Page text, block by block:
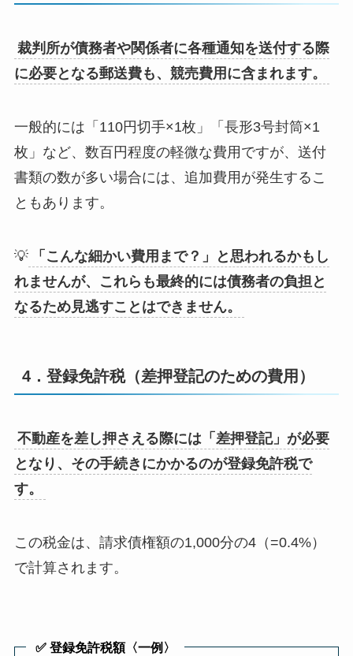
裁判所が債務者や関係者に各種通知を送付する際
に必要となる郵送費も、競売費用に含まれます。
一般的には「110円切手×1枚」「長形3号封筒×1
枚」など、数百円程度の軽微な費用ですが、送付
書類の数が多い場合には、追加費用が発生するこ
ともあります。
💡
「こんな細かい費用まで？」と思われるかもし
れませんが、これらも最終的には債務者の負担と
なるため見逃すことはできません。
4．登録免許税（差押登記のための費用）
不動産を差し押さえる際には「差押登記」が必要
となり、その手続きにかかるのが登録免許税で
す。
この税金は、請求債権額の1,000分の4（=0.4%）
で計算されます。
✅ 登録免許税額〈一例〉